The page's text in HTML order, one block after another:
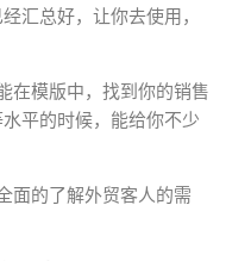
汇总好，让你去使用，
在模版中，找到你的销售
平的时候，能给你不少
面的了解外贸客人的需